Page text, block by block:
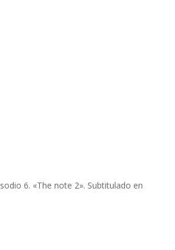
6. «The note 2». Subtitulado en